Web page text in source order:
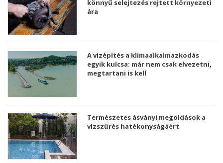
könnyű selejtezés rejtett környezeti
ára
A vízépítés a klímaalkalmazkodás
egyik kulcsa: már nem csak elvezetni,
megtartani is kell
Természetes ásványi megoldások a
vízszűrés hatékonyságáért